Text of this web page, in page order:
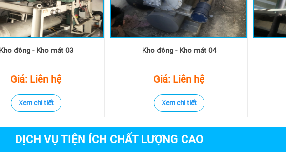
Kho đông - Kho mát 03
Giá: Liên hệ
Xem chi tiết
Kho đông - Kho mát 04
Giá: Liên hệ
Xem chi tiết
DỊCH VỤ TIỆN ÍCH CHẤT LƯỢNG CAO